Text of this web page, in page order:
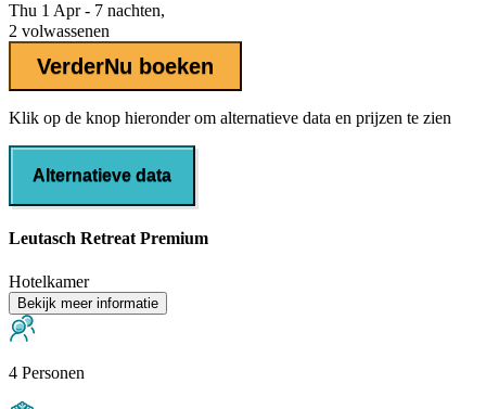
Thu 1 Apr - 7 nachten,
2 volwassenen
VerderNu boeken
Klik op de knop hieronder om alternatieve data en prijzen te zien
Alternatieve data
Leutasch Retreat Premium
Hotelkamer
Bekijk meer informatie
4 Personen